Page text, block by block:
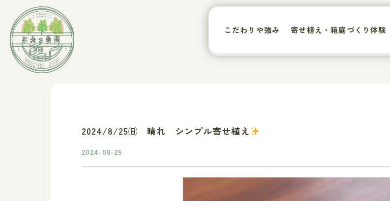
こだわりや強み 寄せ植え・箱庭づくり体験
こだわりや強み 寄せ植え・箱庭づくり体験
2024/8/25㈰ 晴れ シンプル寄せ植え
2024-08-25